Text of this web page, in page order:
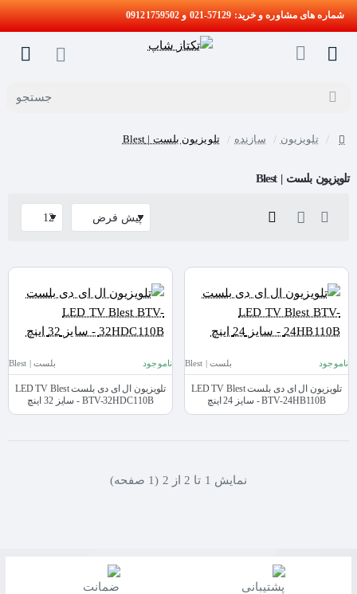
شماره های مشاوره و خرید: 57129-021 و 09121759502
جستجو
تلویزیون سازنده تلویزیون بلست | Blest
تلویزیون بلست | Blest
ناموجود بلست | Blest
تلویزیون ال ای دی بلست LED TV Blest
BTV-24HB110B - سایز 24 اینچ
ناموجود بلست | Blest
تلویزیون ال ای دی بلست LED TV Blest
BTV-32HDC110B - سایز 32 اینچ
نمايش 1 تا 2 از 2 (1 صفحه)